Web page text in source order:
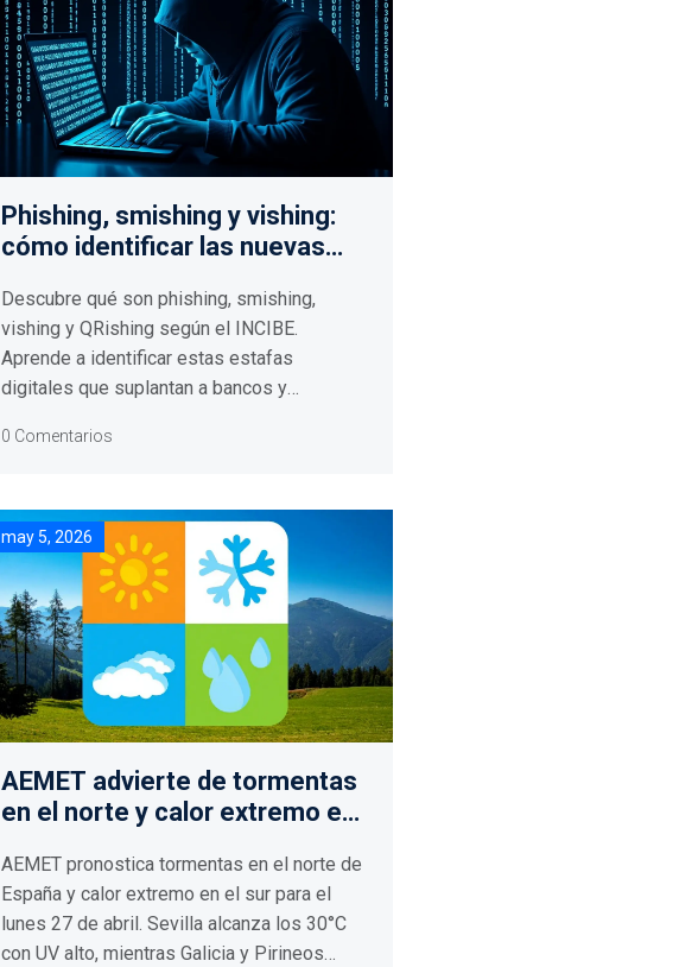
Phishing, smishing y vishing:
cómo identificar las nuevas
Descubre qué son phishing, smishing,
vishing y QRishing según el INCIBE.
Aprende a identificar estas estafas
digitales que suplantan a bancos y
0 Comentarios
may 5, 2026
AEMET advierte de tormentas
en el norte y calor extremo en
AEMET pronostica tormentas en el norte de
España y calor extremo en el sur para el
lunes 27 de abril. Sevilla alcanza los 30°C
con UV alto, mientras Galicia y Pirineos